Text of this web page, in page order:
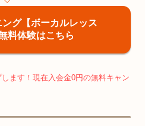
グ【ボーカルレッス
料体験はこちら
ます！現在入会金0円の無料キャン